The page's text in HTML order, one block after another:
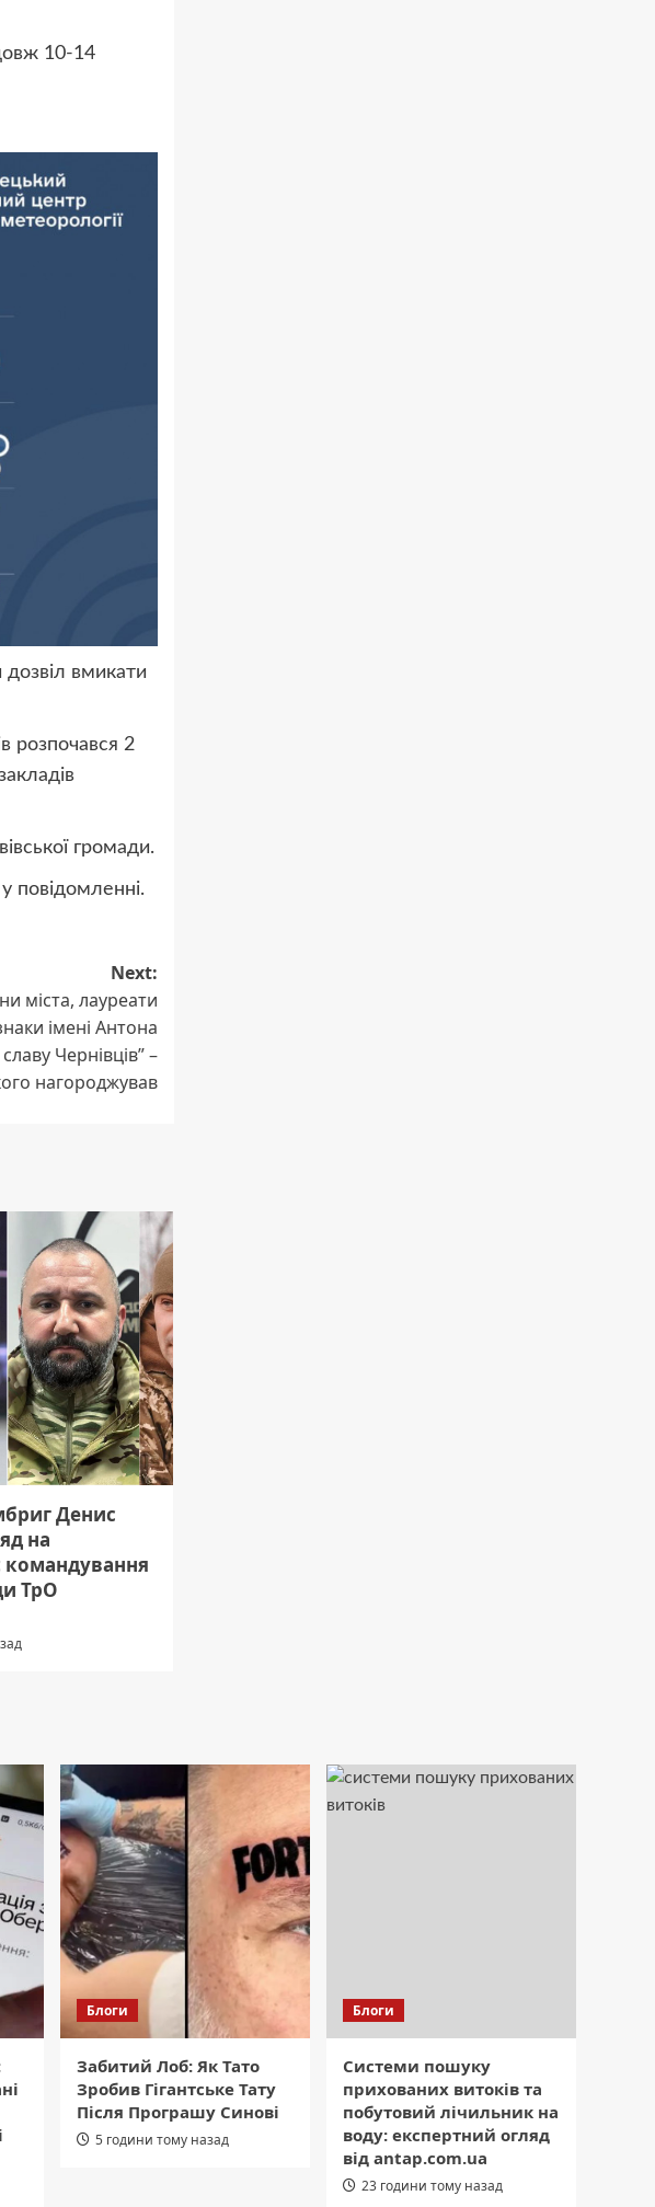
10-14
вмикати
розпочався 2
громади.
повідомленні.
Next:
міста, лауреати
імені Антона
Чернівців” –
нагороджував
Денис
на
командування
ТрО
Блоги
Забитий Лоб: Як Тато
Зробив Гігантське Тату
Після Програшу Синові
5 години тому назад
Блоги
Системи пошуку
прихованих витоків та
побутовий лічильник на
воду: експертний огляд
від antap.com.ua
23 години тому назад